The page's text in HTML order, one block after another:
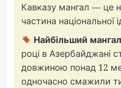
Кавказу мангал — це
частина національної
Найбільший мангал
році в Азербайджані
довжиною понад 12
одночасно смажили